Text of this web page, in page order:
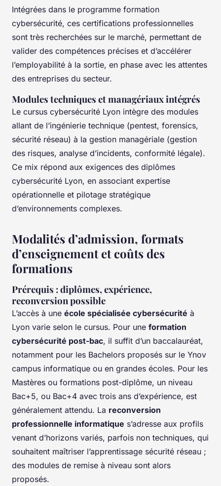
Intégrées dans le programme formation
cybersécurité, ces certifications professionnelles
sont très recherchées sur le marché, permettant de
valider des compétences précises et d’accélérer
l’employabilité à la sortie, en phase avec les attentes
des entreprises du secteur.
Modules techniques et managériaux intégrés
Le cursus cybersécurité Lyon intègre des modules
allant de l’ingénierie technique (pentest, forensics,
sécurité réseau) à la gestion managériale (gestion
des risques, analyse d’incidents, conformité légale).
Ce mix répond aux exigences des diplômes
cybersécurité Lyon, en associant expertise
opérationnelle et pilotage stratégique
d’environnements complexes.
Modalités d’admission, formats
d’enseignement et coûts des
formations
Prérequis : diplômes, expérience,
reconversion possible
L’accès à une école spécialisée cybersécurité à
Lyon varie selon le cursus. Pour une formation
cybersécurité post-bac, il suffit d’un baccalauréat,
notamment pour les Bachelors proposés sur le Ynov
campus informatique ou en grandes écoles. Pour les
Mastères ou formations post-diplôme, un niveau
Bac+5, ou Bac+4 avec trois ans d’expérience, est
généralement attendu. La reconversion
professionnelle informatique s’adresse aux profils
venant d’horizons variés, parfois non techniques, qui
souhaitent maîtriser l’apprentissage sécurité réseau ;
des modules de remise à niveau sont alors
proposés.